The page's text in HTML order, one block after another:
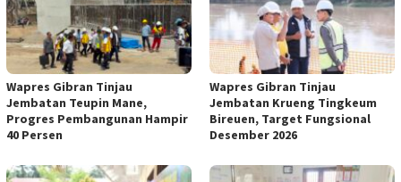
Wapres Gibran Tinjau
Jembatan Teupin Mane,
Progres Pembangunan Hampir
40 Persen
Wapres Gibran Tinjau
Jembatan Krueng Tingkeum
Bireuen, Target Fungsional
Desember 2026